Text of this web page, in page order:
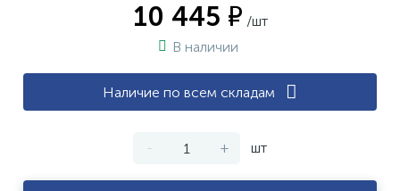
10 445 ₽ /шт
В наличии
Наличие по всем складам
- + шт